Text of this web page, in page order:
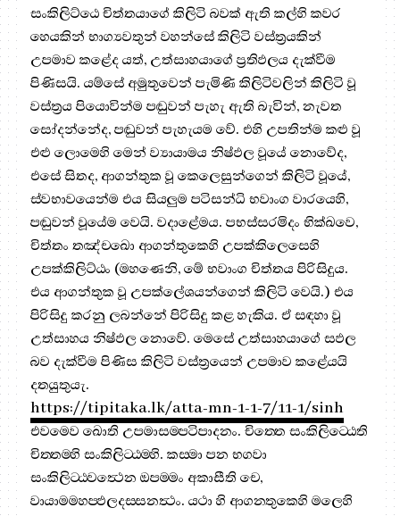
සංකිලිට්ඨෙ චිත්තයාගේ කිලිටි බවක් ඇති කල්හි කවර
හෙයකින් භාග්‍යවතුන් වහන්සේ කිලිටි වස්ත්‍රයකින්
උපමාව කළේද යත්, උත්සාහයාගේ ප්‍රතිඵලය දැක්වීම
පිණිසයි. යම්සේ අමුතුවෙන් පැමිණි කිලිටිවලින් කිලිටි වූ
වස්ත්‍රය පියොවින්ම පඬුවන් පැහැ ඇති බැවින්, නැවත
සෝදන්නේද, පඬුවන් පැහැයම වේ. එහි උපතින්ම කළු වූ
එළු ලොමෙහි මෙන් ව්‍යායාමය නිෂ්ඵල වූයේ නොවේද,
එසේ සිතද, ආගන්තුක වූ කෙලෙසුන්ගෙන් කිලිටි වූයේ,
ස්වභාවයෙන්ම එය සියලුම පටිසන්ධි භවාංග වාරයෙහි,
පඬුවන් වූයේම වෙයි. වදාළේමය. පභස්සරමිදං භික්ඛවෙ,
චිත්තං තඤ්චඛො ආගන්තුකෙහි උපක්කිලෙසෙහි
උපක්කිලිට්ඨං (මහණෙනි, මේ භවාංග චිත්තය පිරිසිදුය.
එය ආගන්තුක වූ උපක්ලේශයන්ගෙන් කිලිටි වෙයි.) එය
පිරිසිදු කරනු ලබන්නේ පිරිසිදු කළ හැකිය. ඒ සඳහා වූ
උත්සාහය නිෂ්ඵල නොවේ. මෙසේ උත්සාහයාගේ සඵල
බව දැක්වීම පිණිස කිලිටි වස්ත්‍රයෙන් උපමාව කළේයයි
දතයුතුයැ.
https://tipitaka.lk/atta-mn-1-1-7/11-1/sinh
එවමෙව ඛොති උපමාසම‍්පටිපාදනං. චිත‍්තෙ සංකිලිට‍්ඨෙති
චිත‍්තම‍්හි සංකිලිට‍්ඨම‍්හි. කස‍්මා පන භගවා
සංකිලිට‍්ඨවත්‍ථෙන ඔපම‍්මං අකාසීති චෙ,
වායාමමහප‍්ඵලදස‍්සනත්‍ථං. යථා හි ආගන‍්තුකෙහි මලෙහි